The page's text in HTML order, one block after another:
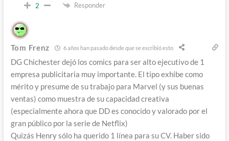
2 Responder
Tom Frenz 6 años han pasado desde que se escribió esto
DG Chichester dejó los comics para ser alto ejecutivo de 1
empresa publicitaria muy importante. El tipo exhibe como
mérito y presume de su trabajo para Marvel (y sus buenas
ventas) como muestra de su capacidad creativa
(especialmente ahora que DD es conocido y valorado por el
gran público por la serie de Netflix)
Quizás Henry sólo ha querido 1 línea para su CV. Haber sido